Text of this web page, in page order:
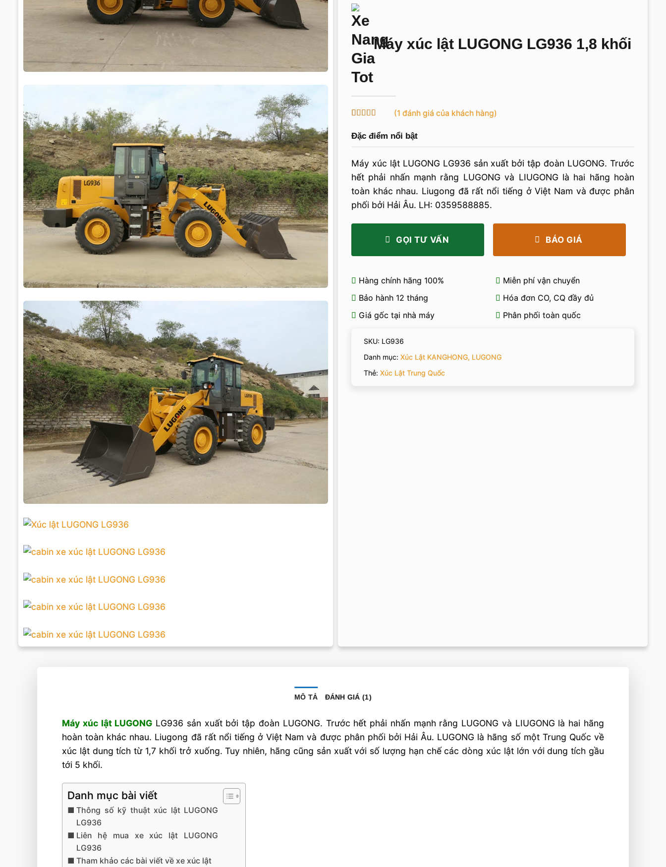
Máy xúc lật LUGONG LG936 1,8 khối
trênđánh
giá
(1 đánh giá của khách hàng)
Đặc điểm nổi bật
Máy xúc lật LUGONG LG936 sản xuất bởi tập đoàn LUGONG. Trước
hết phải nhấn mạnh rằng LUGONG và LIUGONG là hai hãng hoàn
toàn khác nhau. Liugong đã rất nổi tiếng ở Việt Nam và được phân
phối bởi Hải Âu. LH: 0359588885.
GỌI TƯ VẤN BÁO GIÁ
Hàng chính hãng 100%
Miễn phí vận chuyển
Bảo hành 12 tháng
Hóa đơn CO, CQ đầy đủ
Giá gốc tại nhà máy
Phân phối toàn quốc
SKU: LG936
Danh mục: Xúc Lật KANGHONG, LUGONG
Thẻ: Xúc Lật Trung Quốc
MÔ TẢ ĐÁNH GIÁ (1)
Máy xúc lật LUGONG LG936 sản xuất bởi tập đoàn LUGONG. Trước hết phải nhấn mạnh rằng LUGONG và LIUGONG là hai hãng
hoàn toàn khác nhau. Liugong đã rất nổi tiếng ở Việt Nam và được phân phối bởi Hải Âu. LUGONG là hãng số một Trung Quốc về
xúc lật dung tích từ 1,7 khối trở xuống. Tuy nhiên, hãng cũng sản xuất với số lượng hạn chế các dòng xúc lật lớn với dung tích gầu
tới 5 khối.
Danh mục bài viết
Thông số kỹ thuật xúc lật LUGONG
LG936
Liên hệ mua xe xúc lật LUGONG
LG936
Tham khảo các bài viết về xe xúc lật